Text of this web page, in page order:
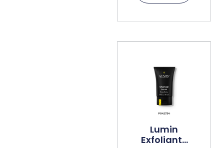
Lumin
Exfoliante